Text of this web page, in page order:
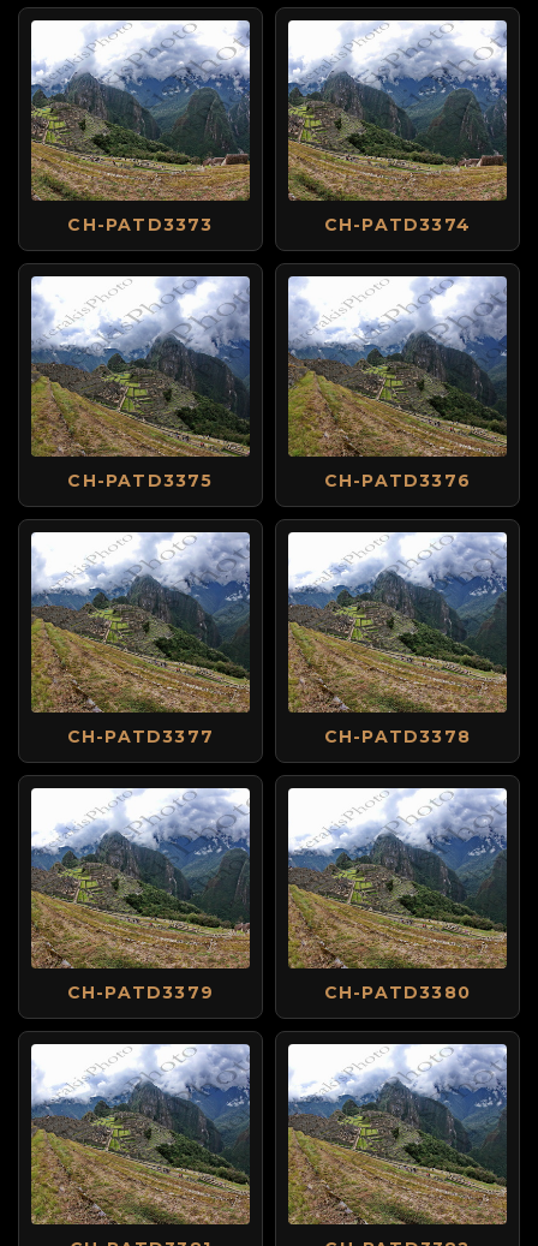
CH-PATD3373 CH-PATD3374
CH-PATD3375 CH-PATD3376
CH-PATD3377 CH-PATD3378
CH-PATD3379 CH-PATD3380